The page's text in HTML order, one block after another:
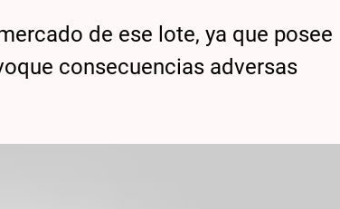
de ese lote, ya que posee
consecuencias adversas